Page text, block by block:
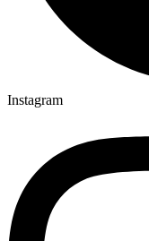
Instagram